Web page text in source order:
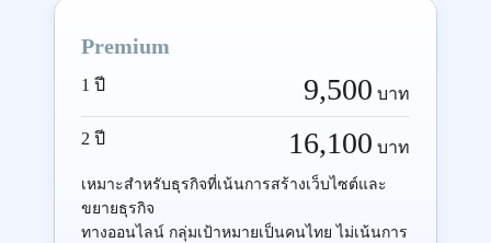
Premium
1 ปี 9,500 บาท
2 ปี 16,100 บาท
เหมาะสำหรับธุรกิจที่เน้นการสร้างเว็บไซต์และ
ขยายธุรกิจ
ทางออนไลน์ กลุ่มเป้าหมายเป็นคนไทย ไม่เน้นการ